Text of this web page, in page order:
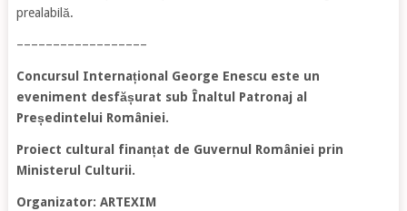
prealabilă.
––––––––––––––––––
Concursul Internațional George Enescu este un
eveniment desfășurat sub Înaltul Patronaj al
Președintelui României.
Proiect cultural finanțat de Guvernul României prin
Ministerul Culturii.
Organizator: ARTEXIM